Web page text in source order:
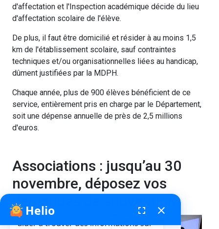
d'affectation et l'Inspection académique décide du lieu
d'affectation scolaire de l'élève.
De plus, il faut être domicilié et résider à au moins 1,5
km de l'établissement scolaire, sauf contraintes
techniques et/ou organisationnelles liées au handicap,
dûment justifiées par la MDPH.
Chaque année, plus de 900 élèves bénéficient de ce
service, entièrement pris en charge par le Département,
soit une dépense annuelle de près de 2,5 millions
d'euros.
Associations : jusqu’au 30
novembre, déposez vos
demandes de subvention
Publié leHelio fenêtre de chatbot
fullscreen close
Bonjour, je suis Helio. Je peux vous
aider à trouver des informations sur